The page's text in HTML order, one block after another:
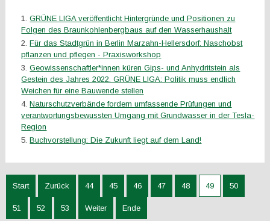
GRÜNE LIGA veröffentlicht Hintergründe und Positionen zu
Folgen des Braunkohlenbergbaus auf den Wasserhaushalt
Für das Stadtgrün in Berlin Marzahn-Hellersdorf: Naschobst
pflanzen und pflegen - Praxisworkshop
Geowissenschaftler*innen küren Gips- und Anhydritstein als
Gestein des Jahres 2022. GRÜNE LIGA: Politik muss endlich
Weichen für eine Bauwende stellen
Naturschutzverbände fordern umfassende Prüfungen und
verantwortungsbewussten Umgang mit Grundwasser in der Tesla-
Region
Buchvorstellung: Die Zukunft liegt auf dem Land!
Start Zurück 44 45 46 47 48 49 50
51 52 53 Weiter Ende